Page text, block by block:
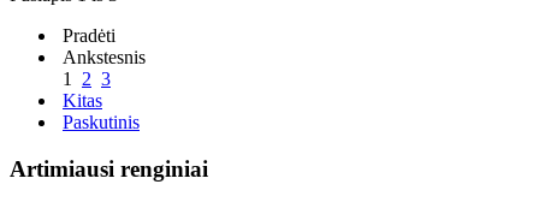
Pradėti
Ankstesnis
1
2 3
Kitas
Paskutinis
Artimiausi renginiai